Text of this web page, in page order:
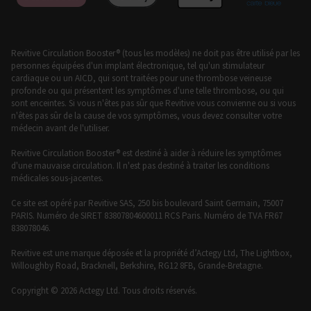
hydratant augmente le risque
d’irritation cutanée et provoque même
une sensation de brûlure à l’application
de l’électrostimulation
Les symptômes peuvent s’aggraver au
remarquer une amélioration. Cela peut
être dû au fait que votre corps ne s’est
l’activité musculaire ou de la circulation
sanguine. Si cela se produit, réduisez le
traitement afin de soulager les
symptômes initiaux. Si les symptômes
persistent, consultez votre médecin
Revitive Circulation Booster® (tous les modèles) ne doit pas être utilisé par les
personnes équipées d'un implant électronique, tel qu'un stimulateur
cardiaque ou un AICD, qui sont traitées pour une thrombose veineuse
profonde ou qui présentent les symptômes d'une telle thrombose, ou qui
sont enceintes. Si vous n'êtes pas sûr que Revitive vous convienne ou si vous
n'êtes pas sûr de la cause de vos symptômes, vous devez consulter votre
médecin avant de l'utiliser.
Revitive Circulation Booster® est destiné à aider à réduire les symptômes
d'une mauvaise circulation. Il n'est pas destiné à traiter les conditions
médicales sous-jacentes.
Ce site est opéré par Revitive SAS, 250 bis boulevard Saint Germain, 75007
PARIS. Numéro de SIRET 83807804600011 RCS Paris. Numéro de TVA FR67
838078046.
Revitive est une marque déposée et la propriété d’Actegy Ltd, The Lightbox,
Willoughby Road, Bracknell, Berkshire, RG12 8FB, Grande-Bretagne.
Copyright © 2026 Actegy Ltd. Tous droits réservés.